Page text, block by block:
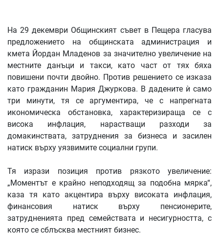
На 29 декември Общинският съвет в Пещера гласува
предложението на общинската администрация и
кмета Йордан Младенов за значително увеличение на
местните данъци и такси, като част от тях бяха
повишени почти двойно. Против решението се изказа
като гражданин Мария Джуркова. В дадените ѝ само
три минути, тя се аргументира, че с напрегната
икономическа обстановка, характеризираща се с
висока инфлация, нарастващи разходи за
домакинствата, затруднения за бизнеса и засилен
натиск върху уязвимите социални групи.
Тя изрази позиция против рязкото увеличение:
„Моментът е крайно неподходящ за подобна мярка“,
каза тя като акцентира върху високата инфлация,
финансовия натиск върху пенсионерите,
затрудненията пред семействата и несигурността, с
която се сблъсква местният бизнес.